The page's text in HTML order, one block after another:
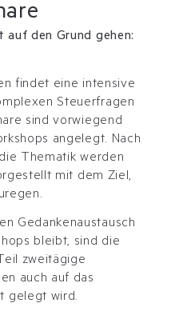
auf den Grund gehen:
findet eine intensive
Steuerfragen
sind vorwiegend
angelegt. Nach
Thematik werden
mit dem Ziel,
Gedankenaustausch
bleibt, sind die
zweitägige
auch auf das
gelegt wird.